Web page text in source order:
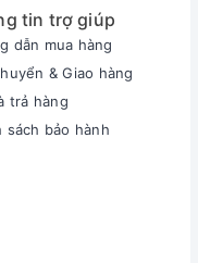
tin trợ giúp
dẫn mua hàng
& Giao hàng
trả hàng
sách bảo hành